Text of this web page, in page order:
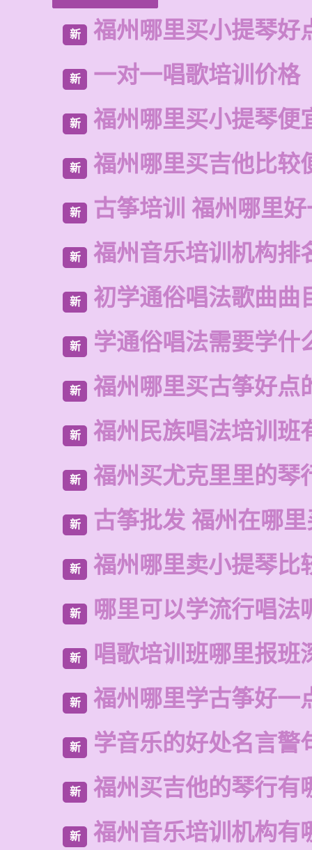
新 福州哪里买小提琴好
新 一对一唱歌培训价格
新 福州哪里买小提琴便
新 福州哪里买吉他比较
新 古筝培训 福州哪里
新 福州音乐培训机构排
新 初学通俗唱法歌曲曲
新 学通俗唱法需要学什
新 福州哪里买古筝好点
新 福州民族唱法培训班
新 福州买尤克里里的琴
新 古筝批发 福州在哪
新 福州哪里卖小提琴比
新 哪里可以学流行唱法
新 唱歌培训班哪里报班
新 福州哪里学古筝好一
新 学音乐的好处名言警
新 福州买吉他的琴行有
新 福州音乐培训机构有